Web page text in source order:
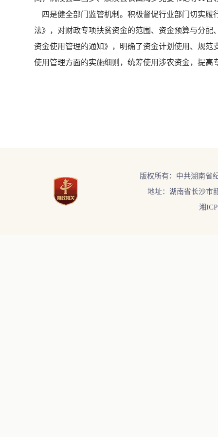
四是健全部门监管机制。积极督促行业部门切实履
法》，对财政专项扶贫资金的范围、资金预算与分
资金使用管理的通知》，明确了资金计划使用、规
使用管理方面的实施细则，统筹使用涉农资金，提高
版权所有：中共湖南省
地址：湖南省长沙市
湘